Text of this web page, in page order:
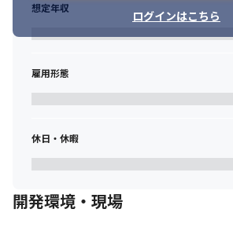
ログインはこちら
想定年収
雇用形態
休日・休暇
開発環境・現場